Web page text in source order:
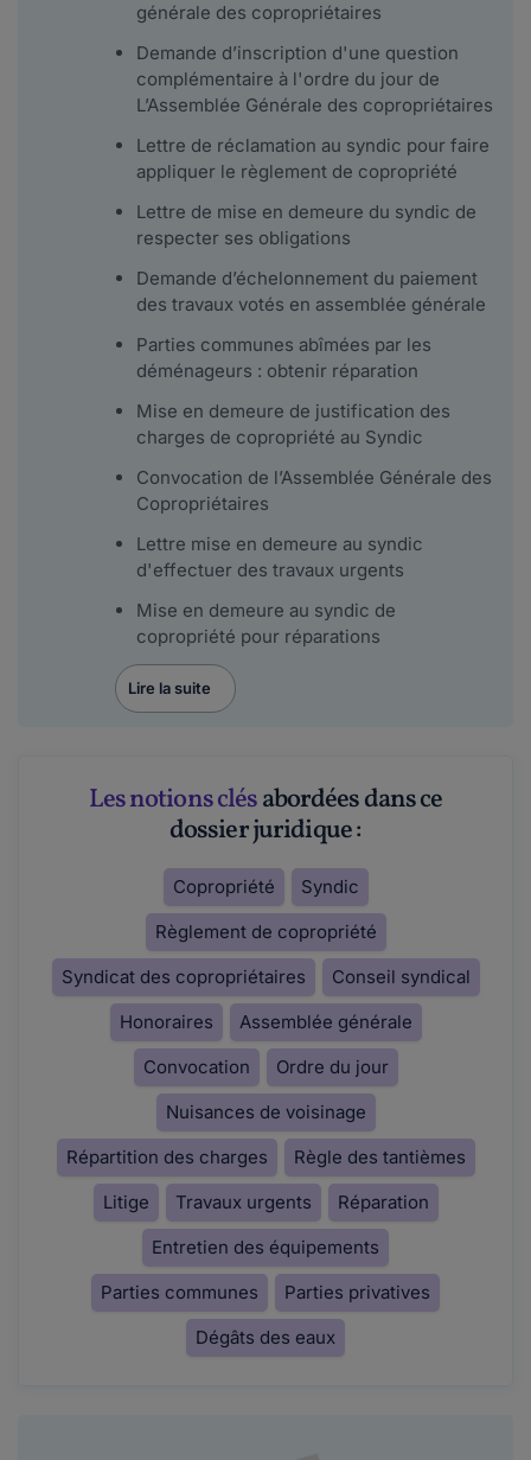
générale des copropriétaires
Demande d’inscription d'une question
complémentaire à l'ordre du jour de
L’Assemblée Générale des copropriétaires
Lettre de réclamation au syndic pour faire
appliquer le règlement de copropriété
Lettre de mise en demeure du syndic de
respecter ses obligations
Demande d’échelonnement du paiement
des travaux votés en assemblée générale
Parties communes abîmées par les
déménageurs : obtenir réparation
Mise en demeure de justification des
charges de copropriété au Syndic
Convocation de l’Assemblée Générale des
Copropriétaires
Lettre mise en demeure au syndic
d'effectuer des travaux urgents
Mise en demeure au syndic de
copropriété pour réparations
Lire la suite
Les notions clésabordées dans ce
dossier juridique :
Copropriété
Syndic
Règlement de copropriété
Syndicat des copropriétaires
Conseil syndical
Honoraires
Assemblée générale
Convocation
Ordre du jour
Nuisances de voisinage
Répartition des charges
Règle des tantièmes
Litige
Travaux urgents
Réparation
Entretien des équipements
Parties communes
Parties privatives
Dégâts des eaux